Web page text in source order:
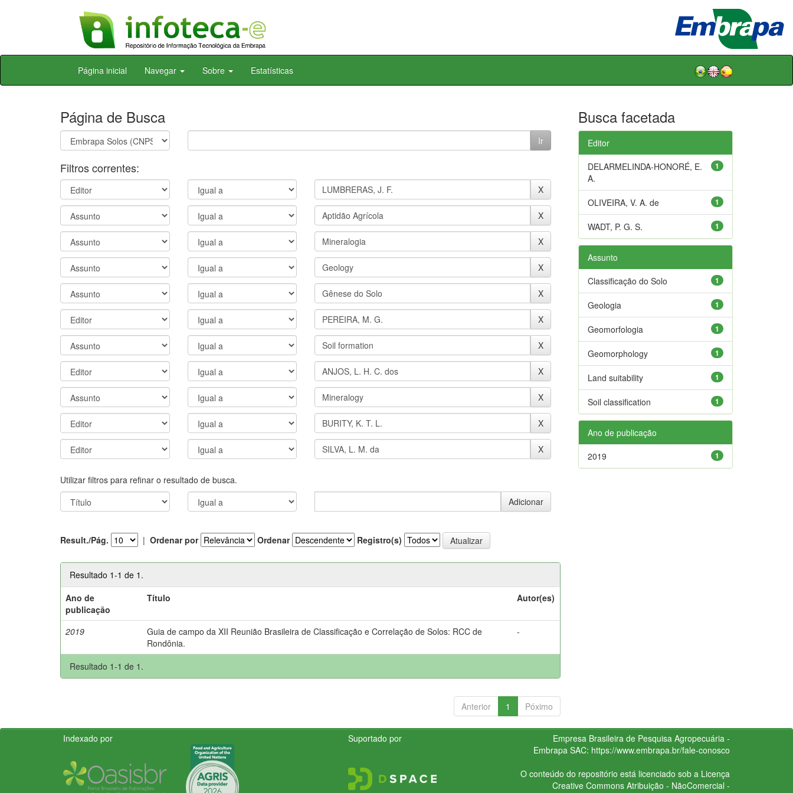
Skip
Página inicial Navegar Sobre Estatísticas
Página de Busca
Filtros correntes:
Utilizar filtros para refinar o resultado de busca.
Result./Pág. | Ordenar por Ordenar Registro(s)
Resultado 1-1 de 1.
Ano de
publicação
Título Autor(es)
2019
Guia de campo da XII Reunião Brasileira de Classificação e Correlação de Solos: RCC de
Rondônia.
-
Resultado 1-1 de 1.
Anterior 1 Póximo
Busca facetada
Editor
1
DELARMELINDA-HONORÉ, E.
A.
1
OLIVEIRA, V. A. de
1
WADT, P. G. S.
Assunto
1
Classificação do Solo
1
Geologia
1
Geomorfologia
1
Geomorphology
1
Land suitability
1
Soil classification
Ano de publicação
1
2019
Indexado por Suportado por
Empresa Brasileira de Pesquisa Agropecuária -
Embrapa SAC: https://www.embrapa.br/fale-conosco
O conteúdo do repositório está licenciado sob a Licença
Creative CommonsAtribuição - NãoComercial -